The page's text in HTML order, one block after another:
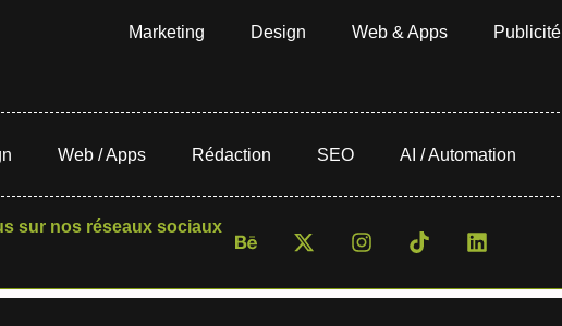
Marketing Design Web & Apps Publicité
Web / Apps Rédaction SEO AI / Automation
sur nos réseaux sociaux